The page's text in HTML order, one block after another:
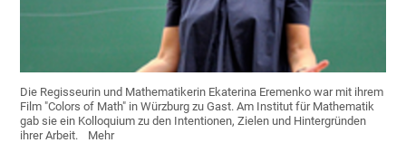
Die Regisseurin und Mathematikerin Ekaterina Eremenko war mit ihrem
Film "Colors of Math" in Würzburg zu Gast. Am Institut für Mathematik
gab sie ein Kolloquium zu den Intentionen, Zielen und Hintergründen
ihrer Arbeit.
Mehr